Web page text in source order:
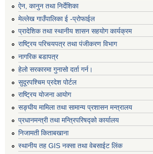
ऐन, कानुन तथा निर्देशिका
मेल्लेख गाउँपालिका ई -प्रोफाईल
प्रादेशिक तथा स्थानीय शासन सहयोग कार्यक्रम
राष्ट्रिय परिचयपत्र तथा पंजीकरण विभाग
नागरिक बडापत्र
हेलो सरकारमा गुनासो दर्ता गर्न।
सुदूरपश्चिम प्रदेश पोर्टल
राष्ट्रिय योजना आयोग
सङ्‍घीय मामिला तथा सामान्य प्रशासन मन्त्रालय
प्रधानमन्त्री तथा मन्त्रिपरिषद्को कार्यालय
निजामती किताबखाना
स्थानीय तह GIS नक्सा तथा वेबसाईट लिंक